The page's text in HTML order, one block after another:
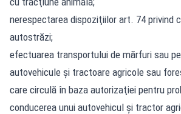
nerespectarea dispoziţiilor art. 74 privind
autostrăzi;
efectuarea transportului de mărfuri sau
autovehicule şi tractoare agricole sau
care circulă în baza autorizaţiei pentru
conducerea unui autovehicul şi tractor